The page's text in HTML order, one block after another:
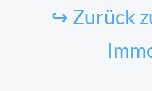
↪ Zurück